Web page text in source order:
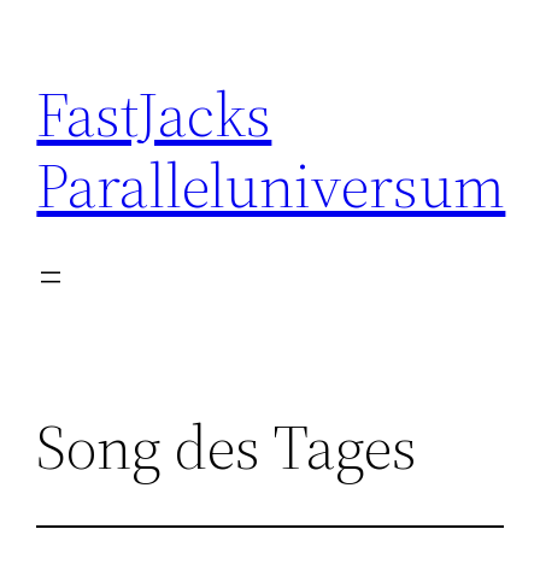
content
FastJacks
Paralleluniversum
Song des Tages